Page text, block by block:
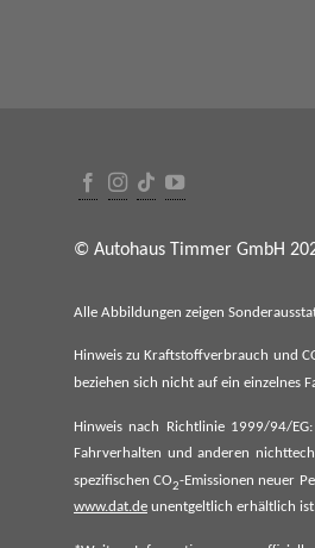
© Autohaus Timmer GmbH
Alle Abbildungen zeigen
Hinweis zu Kraftstoffverbrauch und
beziehen sich nicht auf ein einzelnes
Hinweis nach Richtlinie 1999/94/
Fahrverhalten und anderen
spezifischen CO2-Emissionen neuer
www.dat.de unentgeltlich erhältlich